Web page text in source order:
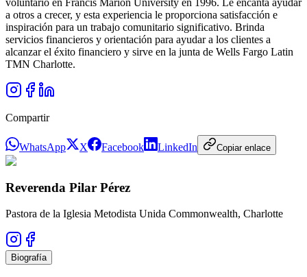
voluntario en Francis Marion University en 1996. Le encanta ayudar
a otros a crecer, y esta experiencia le proporciona satisfacción e
inspiración para un trabajo comunitario significativo. Brinda
servicios financieros y orientación para ayudar a los clientes a
alcanzar el éxito financiero y sirve en la junta de Wells Fargo Latin
TMN Charlotte.
Compartir
WhatsApp X Facebook LinkedIn Copiar enlace
Reverenda Pilar Pérez
Pastora de la Iglesia Metodista Unida Commonwealth, Charlotte
Biografía